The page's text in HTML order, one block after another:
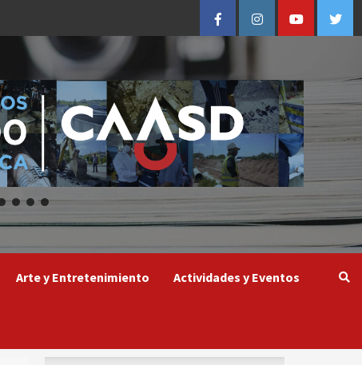
FacebookInstagramYoutube
Arte y Entretenimiento Actividades y Eventos